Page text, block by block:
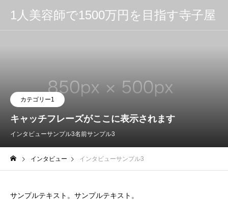
1人美容師で1500万円を目指す寺子屋
カテゴリー1
キャッチフレーズがここに表示されます
インタビューサンプル3名前サンプル3
インタビュー インタビューサンプル3
サンプルテキスト。サンプルテキスト。